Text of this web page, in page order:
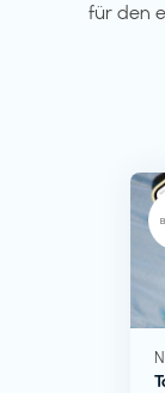
für den